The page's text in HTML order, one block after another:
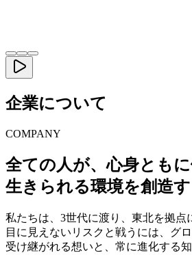
企業について
COMPANY
全ての人が、心身とも
生きられる環境を創造
私たちは、3世代に渡り、東北を拠点
目に見えないリスクと戦うには、グ
受け継がれる想いと、常に進化する